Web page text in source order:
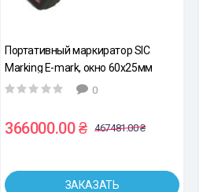
Портативный маркиратор SIC
Marking E-mark, окно 60x25мм
0
366000.00 ₴ 467481.00 ₴
ЗАКАЗАТЬ